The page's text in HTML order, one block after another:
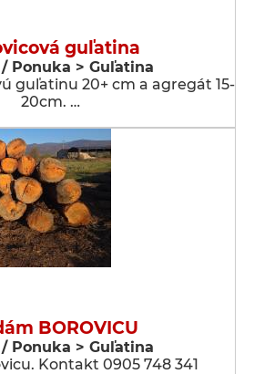
guľatina
Ponuka > Guľatina
guľatinu 20+ cm a agregát 15-
20cm. …
BOROVICU
Ponuka > Guľatina
Kontakt 0905 748 341